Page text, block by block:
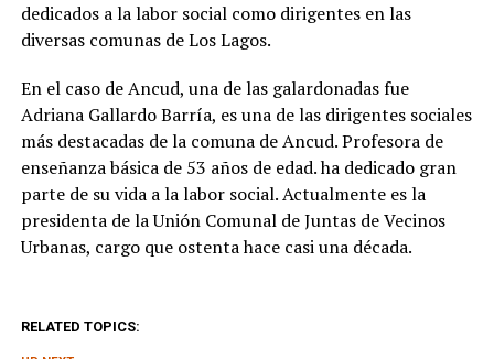
dedicados a la labor social como dirigentes en las
diversas comunas de Los Lagos.
En el caso de Ancud, una de las galardonadas fue
Adriana Gallardo Barría, es una de las dirigentes sociales
más destacadas de la comuna de Ancud. Profesora de
enseñanza básica de 53 años de edad. ha dedicado gran
parte de su vida a la labor social. Actualmente es la
presidenta de la Unión Comunal de Juntas de Vecinos
Urbanas, cargo que ostenta hace casi una década.
RELATED TOPICS: